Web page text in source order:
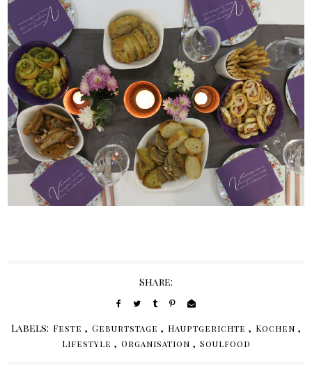
Share:
Labels: Feste , Geburtstage , Hauptgerichte , Kochen ,
Lifestyle , Organisation , Soulfood